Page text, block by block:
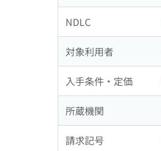
NDLC
対象利用者
入手条件・定価
所蔵機関
請求記号